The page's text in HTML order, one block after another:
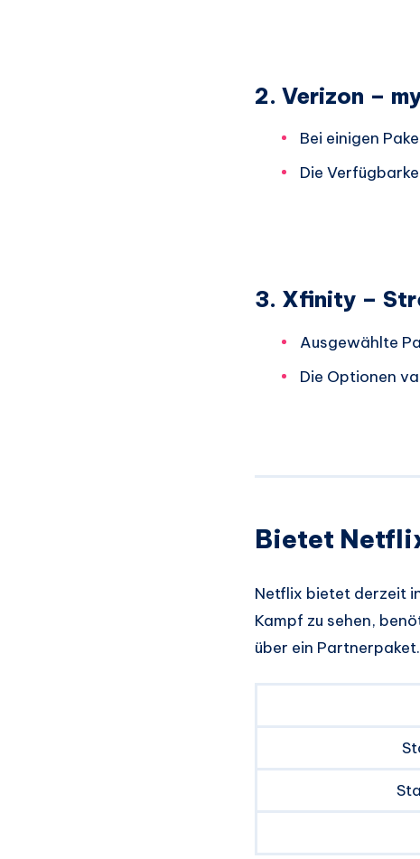
2. Verizon –
Bei einigen
Die
3. Xfinity –
Ausgewählte
Die Optionen
Bietet
Netflix bietet derzeit
Kampf zu sehen,
über ein Partnerpaket.